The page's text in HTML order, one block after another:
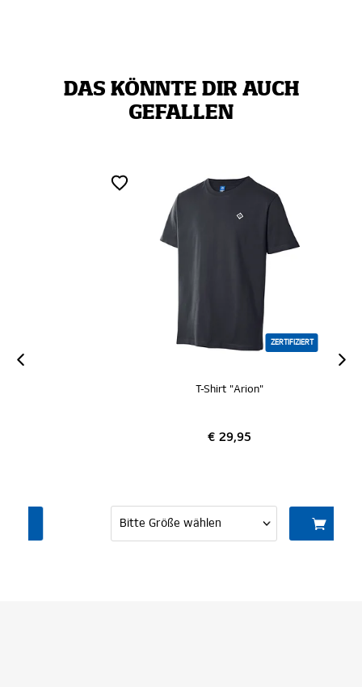
DAS KÖNNTE DIR AUCH
GEFALLEN
ZERTIFIZIERT
T-Shirt "Arion"